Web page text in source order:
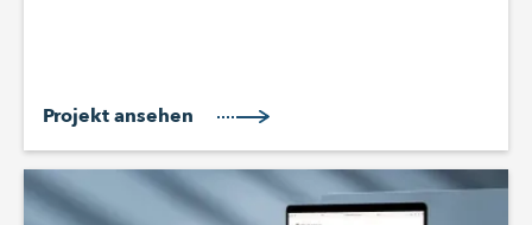
Projekt ansehen